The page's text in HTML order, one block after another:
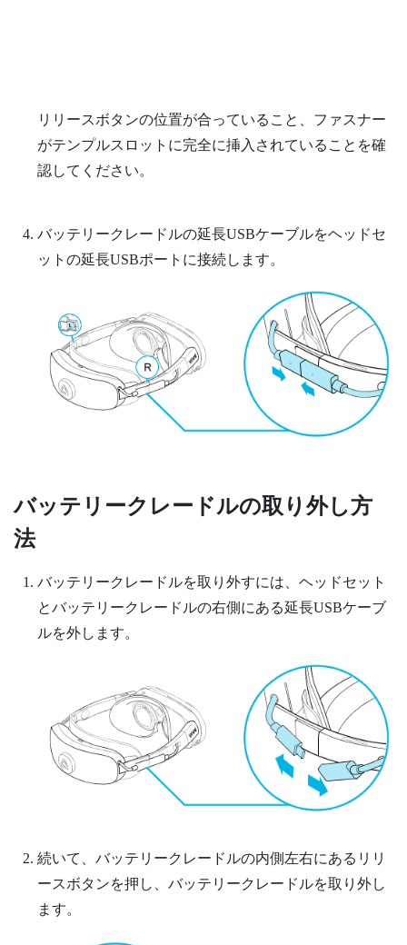
リリースボタンの位置が合っていること、ファスナー
がテンプルスロットに完全に挿入されていることを確
認してください。
バッテリークレードルの延長USBケーブルをヘッドセ
ットの延長USBポートに接続します。
バッテリークレードルの取り外し方
法
バッテリークレードルを取り外すには、ヘッドセット
とバッテリークレードルの右側にある延長USBケーブ
ルを外します。
続いて、バッテリークレードルの内側左右にあるリリ
ースボタンを押し、バッテリークレードルを取り外し
ます。